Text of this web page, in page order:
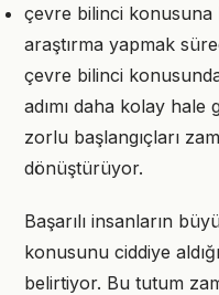
çevre bilinci konusuna
araştırma yapmak
çevre bilinci
adımı daha kolay
zorlu başlangıçları
dönüştürüyor.
Başarılı insanların
konusunu ciddiye
belirtiyor. Bu tutum